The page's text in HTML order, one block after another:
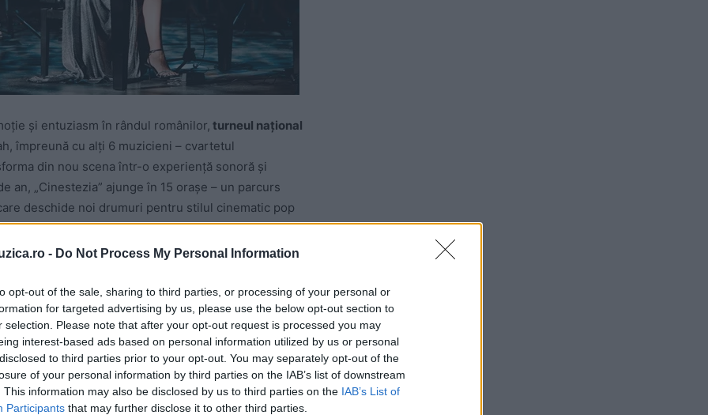
- Do Not Process My Personal Information
opt-out of the sale, sharing to third parties, or processing of your personal or
for targeted advertising by us, please use the below opt-out section to
selection. Please note that after your opt-out request is processed you may
interest-based ads based on personal information utilized by us or personal
to third parties prior to your opt-out. You may separately opt-out of the
of your personal information by third parties on the IAB’s list of downstream
This information may also be disclosed by us to third parties on the IAB’s List of
Participants that may further disclose it to other third parties.
și entuziasm în rândul românilor, turneul național
împreună cu alți 6 muzicieni – cvartetul
din nou scena într-o experiență sonoră și
an, „Cinestezia” ajunge în 15 orașe – un parcurs
deschide noi drumuri pentru stilul cinematic pop
Leyah, pioniera stilului cinematic pop. Toate
originale și îmbină muzica de film cu influențele